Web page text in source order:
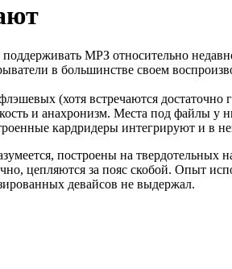
поддерживать МРЗ относительно
в большинстве своем
(хотя встречаются
и анахронизм. Места под файлы у
кардридеры интегрируют и в
построены на твердотельных
цепляются за пояс скобой. Опыт
девайсов не выдержал.